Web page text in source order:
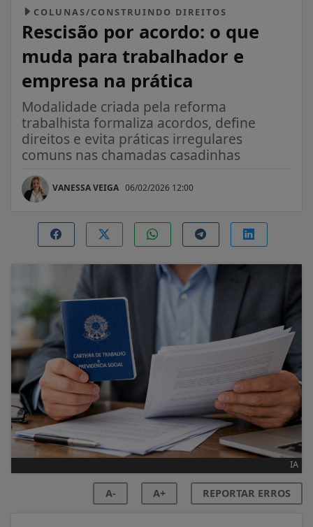
COLUNAS/CONSTRUINDO DIREITOS
Rescisão por acordo: o que
muda para trabalhador e
empresa na prática
Modalidade criada pela reforma
trabalhista formaliza acordos, define
direitos e evita práticas irregulares
comuns nas chamadas casadinhas
VANESSA VEIGA 06/02/2026 12:00
IA
A- A+ REPORTAR ERROS